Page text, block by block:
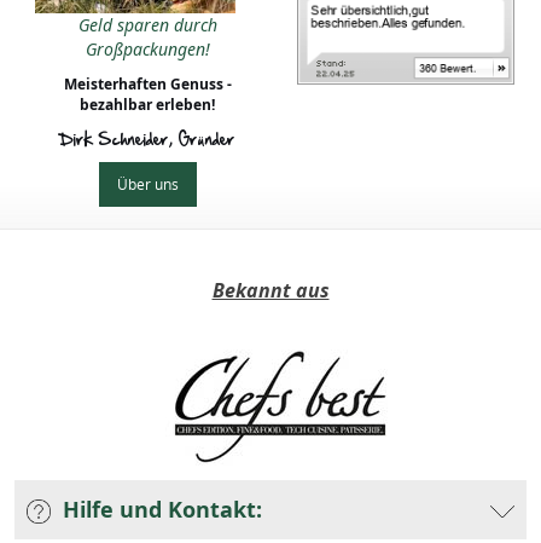
Geld sparen durch
Großpackungen!
Meisterhaften Genuss -
bezahlbar erleben!
Dirk Schneider, Gründer
Über uns
Bekannt aus
Hilfe und Kontakt: